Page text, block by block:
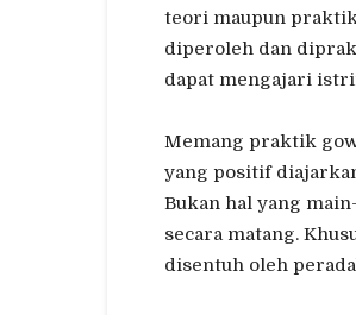
teori maupun
diperoleh dan
dapat mengajari
Memang praktik
yang positif
Bukan hal yang
secara matang.
disentuh oleh